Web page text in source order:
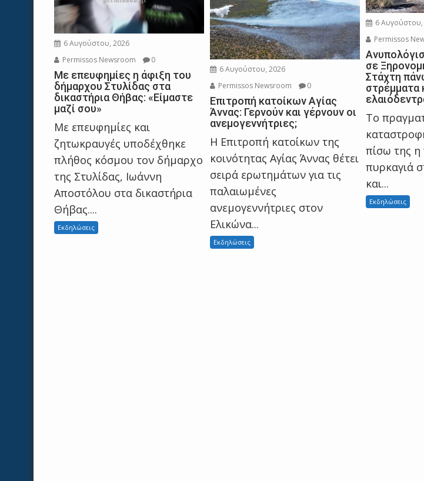
6 Αυγούστου, 2026
Permissos Newsroom
0
Με επευφημίες η άφιξη του
δήμαρχου Στυλίδας στα
δικαστήρια Θήβας: «Είμαστε
μαζί σου»
Με επευφημίες και
ζητωκραυγές υποδέχθηκε
πλήθος κόσμου τον δήμαρχο
της Στυλίδας, Ιωάννη
Αποστόλου στα δικαστήρια
Θήβας....
Εκδηλώσεις
6 Αυγούστου, 2026
Permissos Newsroom
0
Επιτροπή κατοίκων Αγίας
Άννας: Γερνούν και γέρνουν οι
ανεμογεννήτριες;
Η Επιτροπή κατοίκων της
κοινότητας Αγίας Άννας θέτει
σειρά ερωτημάτων για τις
παλαιωμένες
ανεμογεννήτριες στον
Ελικώνα...
Εκδηλώσεις
6 Αυγούστου,
Permissos
σε
Στάχτη
στρέμματα
Το
πίσω της
πυρκαγιά
και...
Εκδηλώσεις